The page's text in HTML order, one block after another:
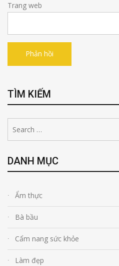
Trang web
TÌM KIẾM
for:
DANH MỤC
Ẩm thực
Bà bầu
Cẩm nang sức khỏe
Làm đẹp